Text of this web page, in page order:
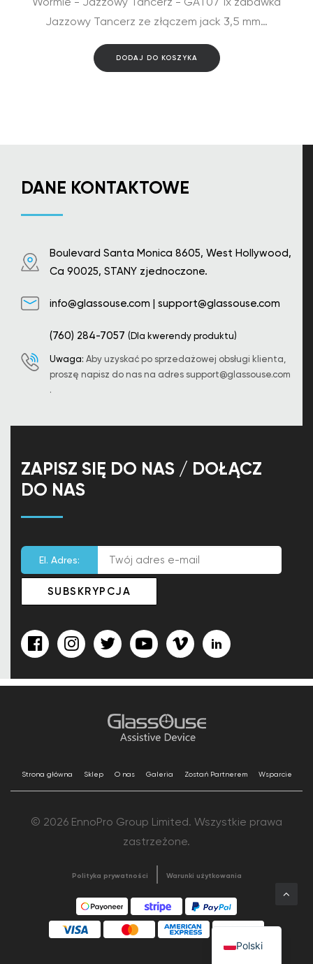
Jazzowy Tancerz ze złączem jack 3,5 mm…
DODAJ DO KOSZYKA
DANE KONTAKTOWE
Boulevard Santa Monica 8605, West Hollywood,
Ca 90025, STANY zjednoczone.
info@glassouse.com | support@glassouse.com
(760) 284-7057 (Dla kwerendy produktu)
Uwaga: Aby uzyskać po sprzedażowej obsługi klienta,
proszę napisz do nas na adres support@glassouse.com
.
ZAPISZ SIĘ DO NAS / DOŁĄCZ
DO NAS
El. Adres:
Strona główna Sklep O nas Galeria Zostań Partnerem Wsparcie
© 2026 EnnoPro Group Limited. Wszystkie prawa
zastrzeżone.
Polityka prywatności Warunki użytkowania
Polski